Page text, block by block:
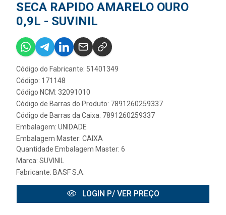
SECA RAPIDO AMARELO OURO
0,9L - SUVINIL
Código do Fabricante: 51401349
Código: 171148
Código NCM: 32091010
Código de Barras do Produto: 7891260259337
Código de Barras da Caixa: 7891260259337
Embalagem: UNIDADE
Embalagem Master: CAIXA
Quantidade Embalagem Master: 6
Marca: SUVINIL
Fabricante: BASF S.A.
LOGIN P/ VER PREÇO